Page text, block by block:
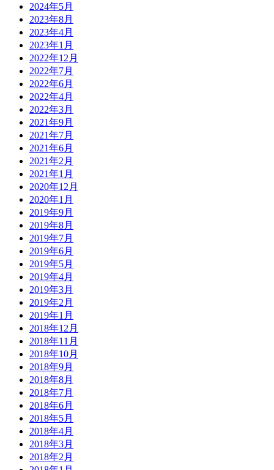
2024年5月
2023年8月
2023年4月
2023年1月
2022年12月
2022年7月
2022年6月
2022年4月
2022年3月
2021年9月
2021年7月
2021年6月
2021年2月
2021年1月
2020年12月
2020年1月
2019年9月
2019年8月
2019年7月
2019年6月
2019年5月
2019年4月
2019年3月
2019年2月
2019年1月
2018年12月
2018年11月
2018年10月
2018年9月
2018年8月
2018年7月
2018年6月
2018年5月
2018年4月
2018年3月
2018年2月